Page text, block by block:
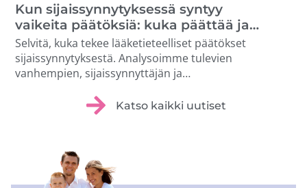
Kun sijaissynnytyksessä syntyy
vaikeita päätöksiä: kuka päättää ja
miten tilanteet ratkaistaan
Selvitä, kuka tekee lääketieteelliset päätökset
sijaissynnytyksestä. Analysoimme tulevien
vanhempien, sijaissynnyttäjän ja
Katso kaikki uutiset